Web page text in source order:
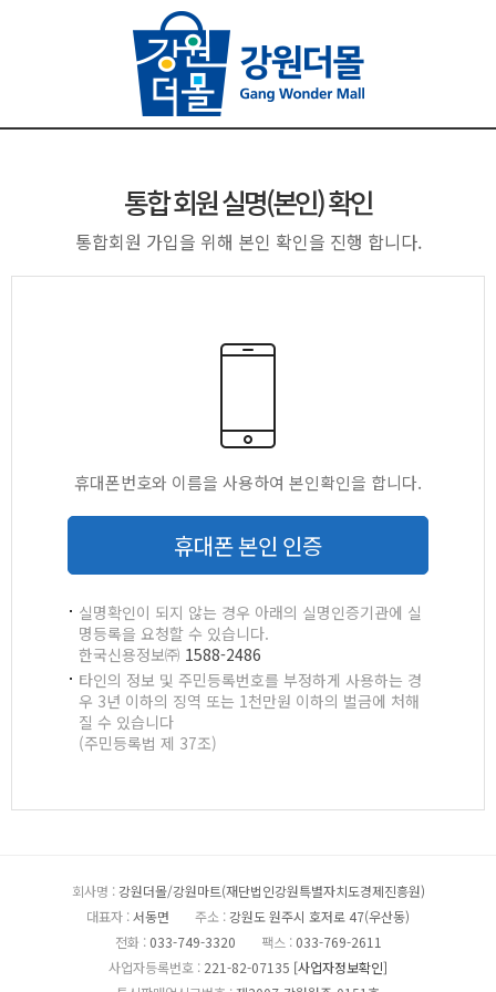
통합 회원 실명(본인) 확인
통합회원 가입을 위해 본인 확인을 진행 합니다.
휴대폰번호와 이름을 사용하여 본인확인을 합니다.
휴대폰 본인 인증
실명확인이 되지 않는 경우 아래의 실명인증기관에 실
명등록을 요청할 수 있습니다.
한국신용정보㈜ 1588-2486
타인의 정보 및 주민등록번호를 부정하게 사용하는 경
우 3년 이하의 징역 또는 1천만원 이하의 벌금에 처해
질 수 있습니다
(주민등록법 제 37조)
회사명 : 강원더몰/강원마트(재단법인강원특별자치도경제진흥원)
대표자 :서동면 주소 :강원도 원주시 호저로 47(우산동)
전화 : 033-749-3320 팩스 : 033-769-2611
사업자등록번호 : 221-82-07135 [사업자정보확인]